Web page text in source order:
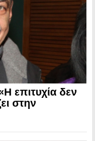
επιτυχία δεν
στην